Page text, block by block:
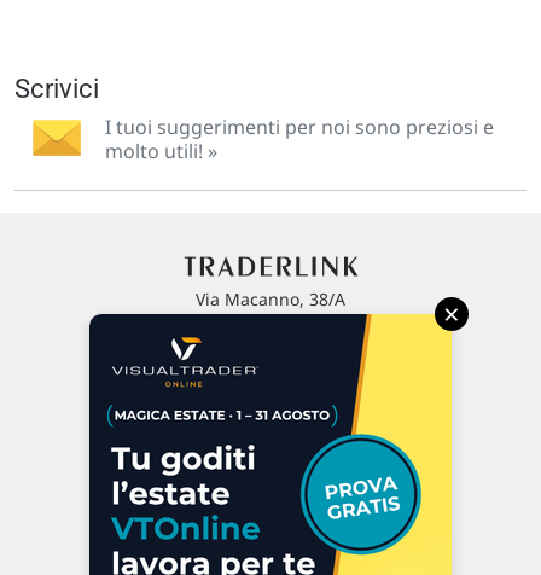
Scrivici
I tuoi suggerimenti per noi sono preziosi e
molto utili! »
Via Macanno, 38/A
P.IVA 02 452 460 401
Chi siamo
Commenti e segnalazioni
Contattaci
×